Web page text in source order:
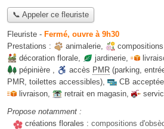
📞 Appeler ce fleuriste
Fleuriste - Fermé, ouvre à 9h30
Prestations :
animalerie,
décoration florale, jardinerie,
pépinière , accès PMR (parking,
PMR, toilettes accessibles), CB acceptée
livraison, retrait en magasin,
Propose notamment :
créations florales : compositions